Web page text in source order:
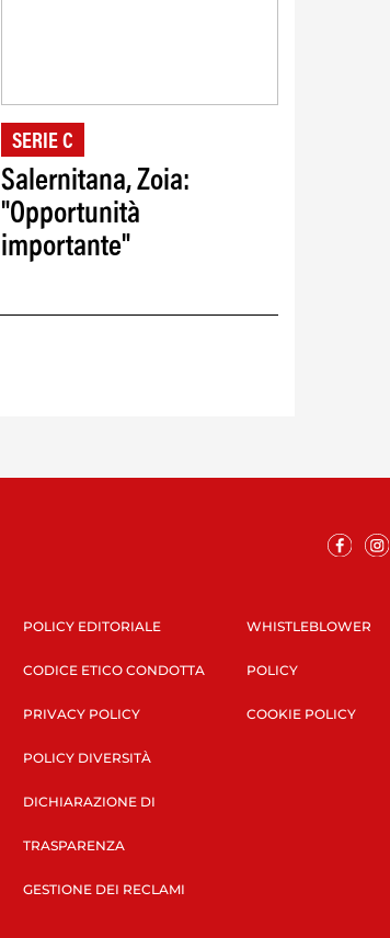
SERIE C
Salernitana, Zoia:
"Opportunità
importante"
POLICY EDITORIALE
CODICE ETICO CONDOTTA
PRIVACY POLICY
POLICY DIVERSITÀ
DICHIARAZIONE DI
TRASPARENZA
GESTIONE DEI RECLAMI
WHISTLEBLOWER
POLICY
COOKIE POLICY